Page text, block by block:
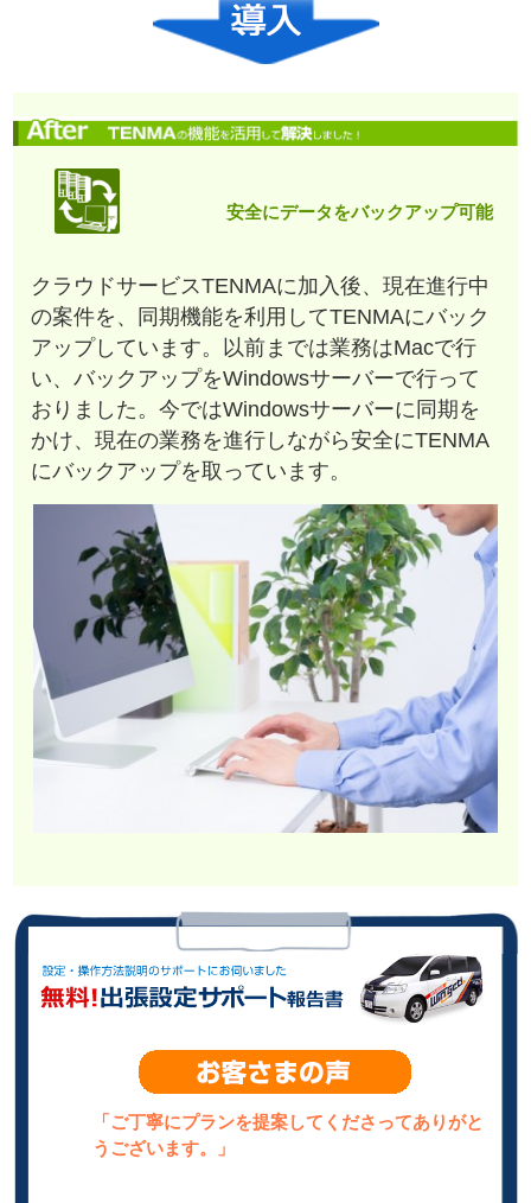
安全にデータをバックアップ可能
クラウドサービスTENMAに加入後、現在進行中
の案件を、同期機能を利用してTENMAにバック
アップしています。以前までは業務はMacで行
い、バックアップをWindowsサーバーで行って
おりました。今ではWindowsサーバーに同期を
かけ、現在の業務を進行しながら安全にTENMA
にバックアップを取っています。
「ご丁寧にプランを提案してくださってありがと
うございます。」